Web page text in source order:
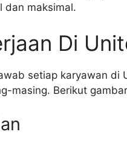
dan maksimal.
Di
setiap karyawan di
masing. Berikut